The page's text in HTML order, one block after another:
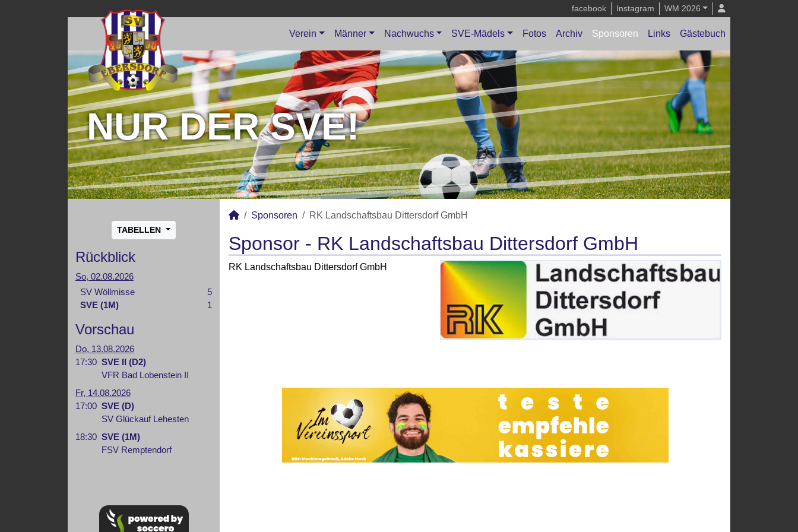
facebook Instagram WM 2026
Verein Männer Nachwuchs SVE-Mädels Fotos Archiv Sponsoren Links Gästebuch
NUR DER SVE!
TABELLEN
Rückblick
So, 02.08.2026
SV Wöllmisse
5
SVE (1M)
1
Vorschau
Do, 13.08.2026
17:30 SVE II (D2)
VFR Bad Lobenstein II
Fr, 14.08.2026
17:00 SVE (D)
SV Glückauf Lehesten
18:30 SVE (1M)
FSV Remptendorf
Sponsoren RK Landschaftsbau Dittersdorf GmbH
Sponsor - RK Landschaftsbau Dittersdorf GmbH
RK Landschaftsbau Dittersdorf GmbH